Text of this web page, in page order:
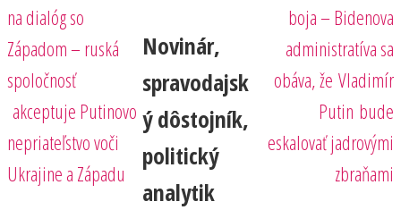
článku
na dialóg so
Západom – ruská
spoločnosť
akceptuje Putinovo
nepriateľstvo voči
Ukrajine a Západu
boja – Bidenova
administratíva sa
obáva, že Vladimír
Putin bude
eskalovať jadrovými
zbraňami
Novinár,
spravodajsk
ý dôstojník,
politický
analytik